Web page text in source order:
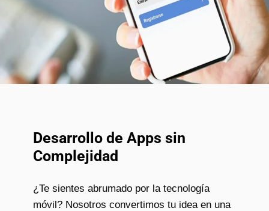
Desarrollo de Apps sin
Complejidad
¿Te sientes abrumado por la tecnología
móvil? Nosotros convertimos tu idea en una